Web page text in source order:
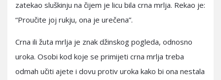
zatekao sluškinju na čijem je licu bila crna mrlja. Rekao je:
“Proučite joj rukju, ona je urečena”.
Crna ili žuta mrlja je znak džinskog pogleda, odnosno
uroka. Osobi kod koje se primijeti crna mrlja treba
odmah učiti ajete i dovu protiv uroka kako bi ona nestala